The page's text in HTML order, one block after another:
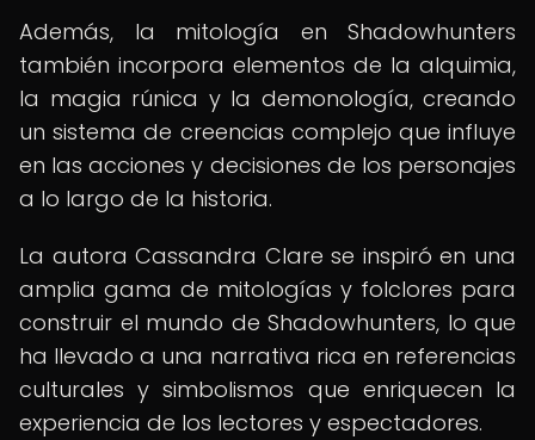
Además, la mitología en Shadowhunters
también incorpora elementos de la alquimia,
la magia rúnica y la demonología, creando
un sistema de creencias complejo que influye
en las acciones y decisiones de los personajes
a lo largo de la historia.
La autora Cassandra Clare se inspiró en una
amplia gama de mitologías y folclores para
construir el mundo de Shadowhunters, lo que
ha llevado a una narrativa rica en referencias
culturales y simbolismos que enriquecen la
experiencia de los lectores y espectadores.